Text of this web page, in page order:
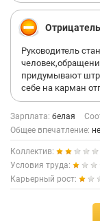
Руководитель
придумывают
себе на карман
Зарплата: белая
Общее впечатление:
Коллектив:
Условия труда:
Карьерный рост: